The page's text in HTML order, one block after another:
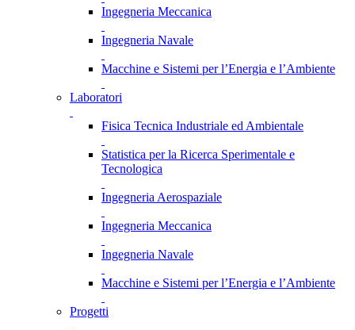
Ingegneria Meccanica
Ingegneria Navale
Macchine e Sistemi per l’Energia e l’Ambiente
Laboratori
Fisica Tecnica Industriale ed Ambientale
Statistica per la Ricerca Sperimentale e
Tecnologica
Ingegneria Aerospaziale
Ingegneria Meccanica
Ingegneria Navale
Macchine e Sistemi per l’Energia e l’Ambiente
Progetti